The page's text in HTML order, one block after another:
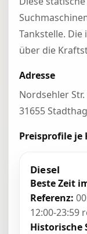
Tankstelle.
über die
Adresse
Nordsehler Str.
31655
Preisprofile
Diesel
Beste Zeit
Referenz:
12:00-23:59
Historische